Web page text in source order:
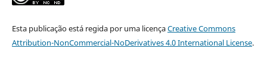
Esta publicação está regida por uma licençaCreative Commons
Attribution-NonCommercial-NoDerivatives 4.0 International License.